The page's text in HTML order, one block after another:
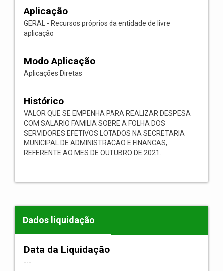
Aplicação
GERAL - Recursos próprios da entidade de livre
aplicação
Modo Aplicação
Aplicações Diretas
Histórico
VALOR QUE SE EMPENHA PARA REALIZAR DESPESA
COM SALARIO FAMILIA SOBRE A FOLHA DOS
SERVIDORES EFETIVOS LOTADOS NA SECRETARIA
MUNICIPAL DE ADMINISTRACAO E FINANCAS,
REFERENTE AO MES DE OUTUBRO DE 2021.
Dados liquidação
Data da Liquidação
---